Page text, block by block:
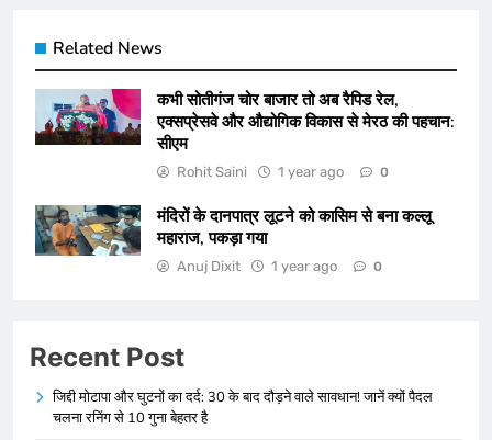
Related News
कभी सोतीगंज चोर बाजार तो अब रैपिड रेल,
एक्सप्रेसवे और औद्योगिक विकास से मेरठ की पहचान:
सीएम
Rohit Saini 1 year ago 0
मंदिरों के दानपात्र लूटने को कासिम से बना कल्लू
महाराज, पकड़ा गया
Anuj Dixit 1 year ago 0
Recent Post
जिद्दी मोटापा और घुटनों का दर्द: 30 के बाद दौड़ने वाले सावधान! जानें क्यों पैदल
चलना रनिंग से 10 गुना बेहतर है